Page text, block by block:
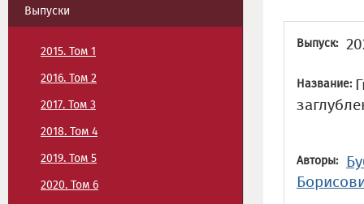
Выпуски
2015. Том 1
2016. Том 2
2017. Том 3
2018. Том 4
2019. Том 5
2020. Том 6
Выпуск:
Название:
Авторы: